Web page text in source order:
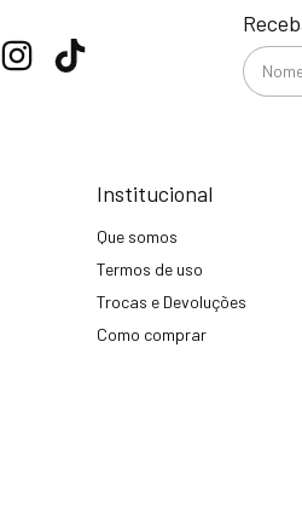
Institucional
Que somos
Termos de uso
Trocas e Devoluções
Como comprar